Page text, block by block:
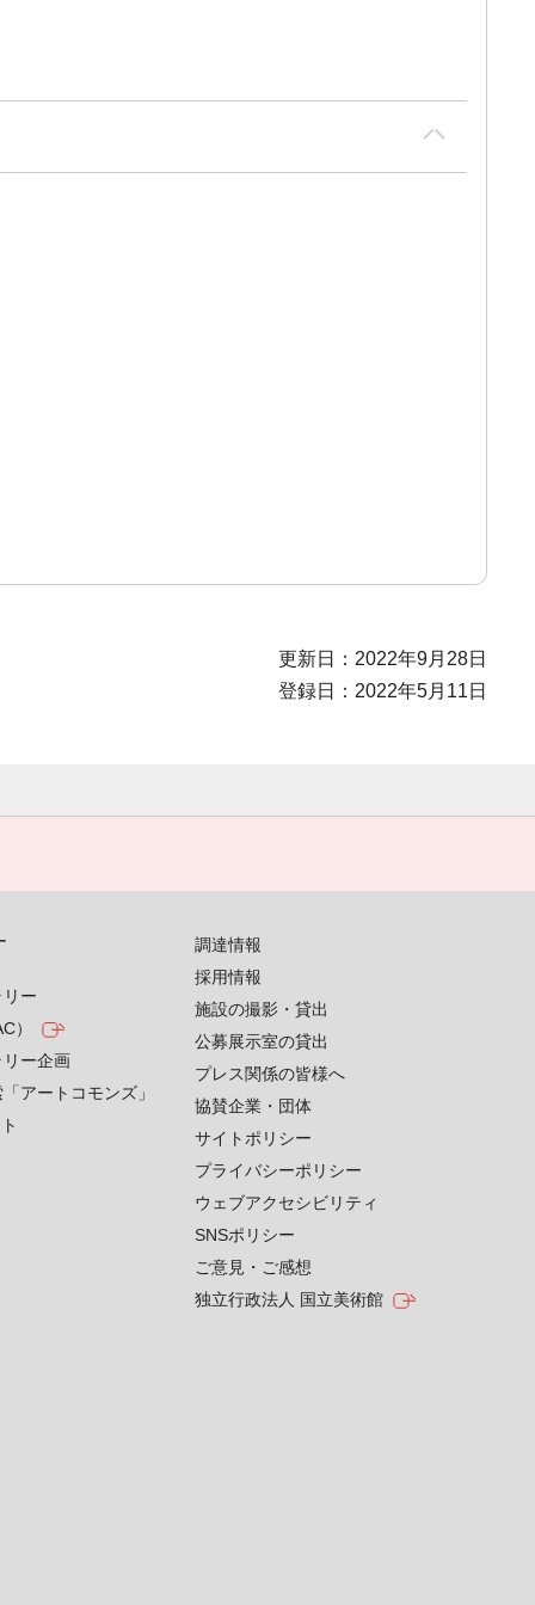
更新日：2022年9月28日
登録日：2022年5月11日
ー
）
ー企画
アートコモンズ」
調達情報
採用情報
施設の撮影・貸出
公募展示室の貸出
プレス関係の皆様へ
協賛企業・団体
サイトポリシー
プライバシーポリシー
ウェブアクセシビリティ
SNSポリシー
ご意見・ご感想
独立行政法人 国立美術館